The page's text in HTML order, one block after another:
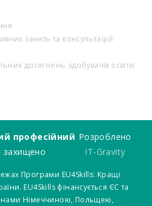
занять та консультацій
досягнень здобувачів освіти
професійний
захищено
Розроблено
IT-Gravity
Програми EU4Skills: Кращі
EU4Skills фінансується ЄС та
Німеччиною, Польщею,